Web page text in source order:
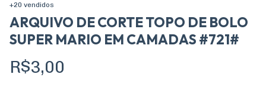
+20 vendidos
ARQUIVO DE CORTE TOPO DE BOLO
SUPER MARIO EM CAMADAS #721#
R$3,00